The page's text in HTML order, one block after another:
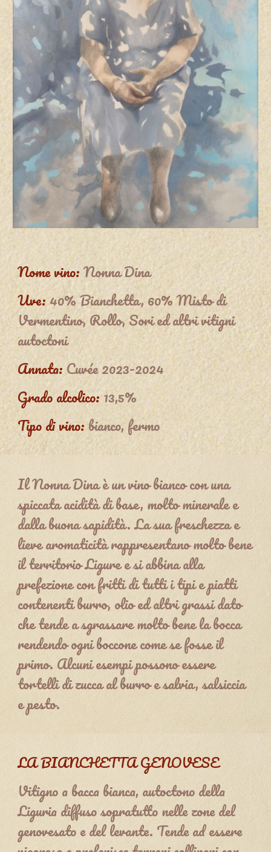
Nome vino:Nonna Dina
Uve:40% Bianchetta, 60% Misto di
Vermentino, Rollo, Sori ed altri vitigni
autoctoni
Annata: Cuvée 2023-2024
Grado alcolico:13,5%
Tipo di vino:bianco, fermo
Il Nonna Dina è un vino bianco con una
spiccata acidità di base, molto minerale e
dalla buona sapidità. La sua freschezza e
lieve aromaticità rappresentano molto bene
il territorio Ligure e si abbina alla
prefezione con fritti di tutti i tipi e piatti
contenenti burro, olio ed altri grassi dato
che tende a sgrassare molto bene la bocca
rendendo ogni boccone come se fosse il
primo. Alcuni esempi possono essere
tortelli di zucca al burro e salvia, salsiccia
e pesto.
LA BIANCHETTA GENOVESE
Vitigno a bacca bianca, autoctono della
Liguria diffuso sopratutto nelle zone del
genovesato e del levante. Tende ad essere